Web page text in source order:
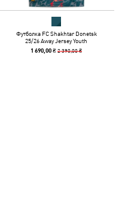
Футболка FC Shakhtar Donetsk
25/26 Away Jersey Youth
1 690,00 ₴2 390,00 ₴